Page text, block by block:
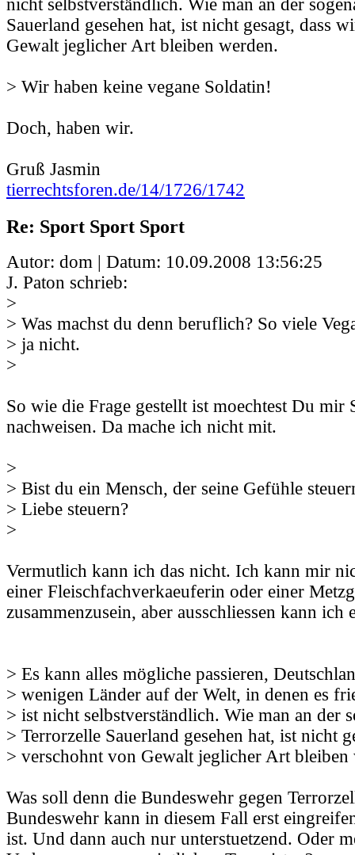
nicht selbstverständlich. Wie man an der
Sauerland gesehen hat, ist nicht gesagt, dass
Gewalt jeglicher Art bleiben werden.
> Wir haben keine vegane Soldatin!
Doch, haben wir.
Gruß Jasmin
tierrechtsforen.de/14/1726/1742
Re: Sport Sport Sport
Autor: dom | Datum: 10.09.2008 13:56:25
J. Paton schrieb:
>
> Was machst du denn beruflich? So viele
> ja nicht.
>
So wie die Frage gestellt ist moechtest Du mir
nachweisen. Da mache ich nicht mit.
>
> Bist du ein Mensch, der seine Gefühle
> Liebe steuern?
>
Vermutlich kann ich das nicht. Ich kann mir
einer Fleischfachverkaeuferin oder einer
zusammenzusein, aber ausschliessen kann ich
> Es kann alles mögliche passieren,
> wenigen Länder auf der Welt, in denen es
> ist nicht selbstverständlich. Wie man an der
> Terrorzelle Sauerland gesehen hat, ist nicht
> verschohnt von Gewalt jeglicher Art bleiben
Was soll denn die Bundeswehr gegen
Bundeswehr kann in diesem Fall erst
ist. Und dann auch nur unterstuetzend. Oder